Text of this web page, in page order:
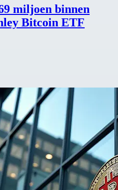
miljoen binnen
Bitcoin ETF